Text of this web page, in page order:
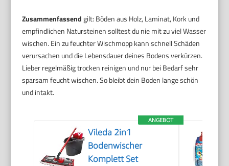
Zusammenfassendgilt: Böden aus Holz, Laminat, Kork und
empfindlichen Natursteinen solltest du nie mit zu viel Wasser
wischen. Ein zu feuchter Wischmopp kann schnell Schäden
verursachen und die Lebensdauer deines Bodens verkürzen.
Lieber regelmäßig trocken reinigen und nur bei Bedarf sehr
sparsam feucht wischen. So bleibt dein Boden lange schön
und intakt.
ANGEBOT
Vileda 2in1
Bodenwischer
Komplett Set